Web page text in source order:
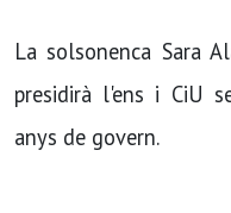
La solsonenca Sara
presidirà l'ens i CiU
anys de govern.